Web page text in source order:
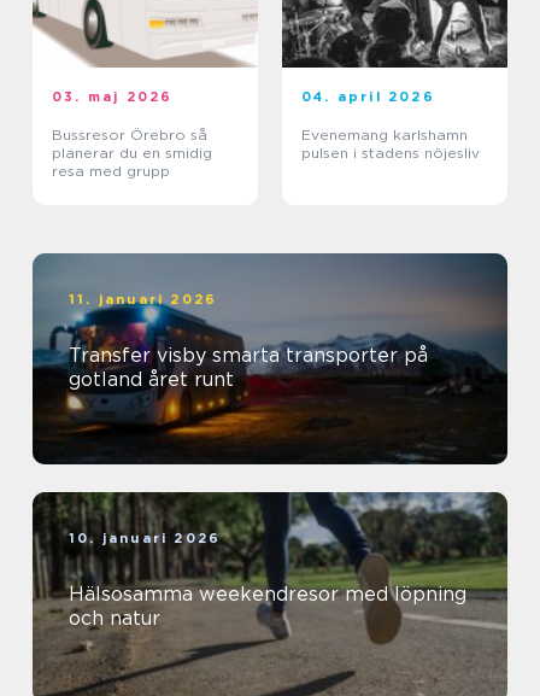
03. maj 2026
Bussresor Örebro så
planerar du en smidig
resa med grupp
04. april 2026
Evenemang karlshamn
pulsen i stadens nöjesliv
11. januari 2026
Transfer visby smarta transporter på
gotland året runt
10. januari 2026
Hälsosamma weekendresor med löpning
och natur